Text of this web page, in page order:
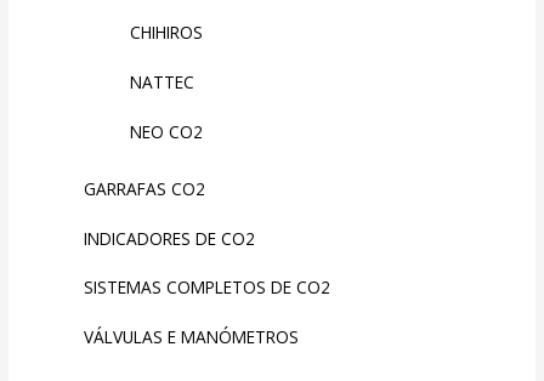
CHIHIROS
NATTEC
NEO CO2
GARRAFAS CO2
INDICADORES DE CO2
SISTEMAS COMPLETOS DE CO2
VÁLVULAS E MANÓMETROS